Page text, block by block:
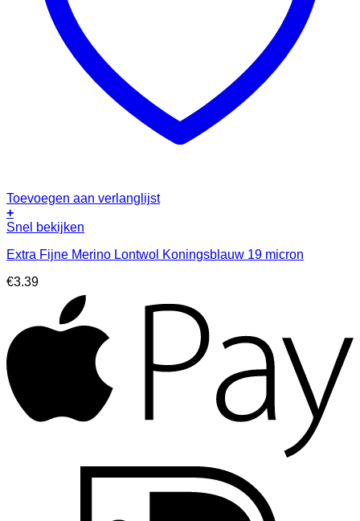
Toevoegen aan verlanglijst
+
Snel bekijken
Extra Fijne Merino Lontwol Koningsblauw 19 micron
€3.39